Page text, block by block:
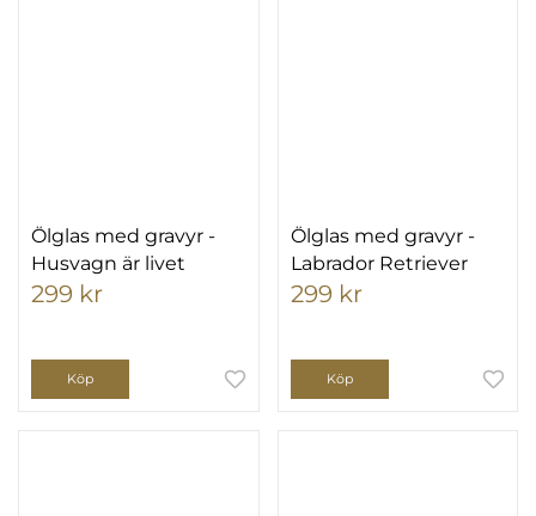
Ölglas med gravyr -
Husvagn är livet
299 kr
Köp
Ölglas med gravyr -
Labrador Retriever
299 kr
Köp